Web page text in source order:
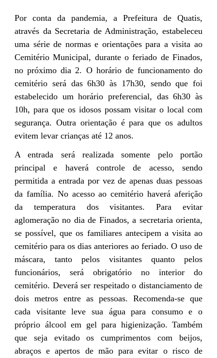
Por conta da pandemia, a Prefeitura de Quatis,
através da Secretaria de Administração, estabeleceu
uma série de normas e orientações para a visita ao
Cemitério Municipal, durante oferiado de Finados,
no próximo dia 2. O horário de funcionamento do
cemitério será das 6h30 às 17h30, sendo que foi
estabelecido um horário preferencial, das 6h30 às
10h, para que os idosos possam visitar o local com
segurança. Outra orientação é para que os adultos
evitem levar crianças até 12 anos.
A entrada será realizada somente pelo portão
principal e haverá controle de acesso, sendo
permitida a entrada por vez de apenas duas pessoas
da família. No acesso ao cemitério haverá aferição
da temperatura dos visitantes. Para evitar
aglomeração no dia de Finados, a secretaria orienta,
se possível, que os familiares antecipem a visita ao
cemitério para os dias anteriores ao feriado. O uso de
máscara, tanto pelos visitantes quanto pelos
funcionários, será obrigatório no interior do
cemitério. Deverá ser respeitado o distanciamento de
dois metros entre as pessoas. Recomenda-se que
cada visitante leve sua água para consumo e o
próprio álcool em gel para higienização. Também
que seja evitado os cumprimentos com beijos,
abraços e apertos de mão para evitar o risco de